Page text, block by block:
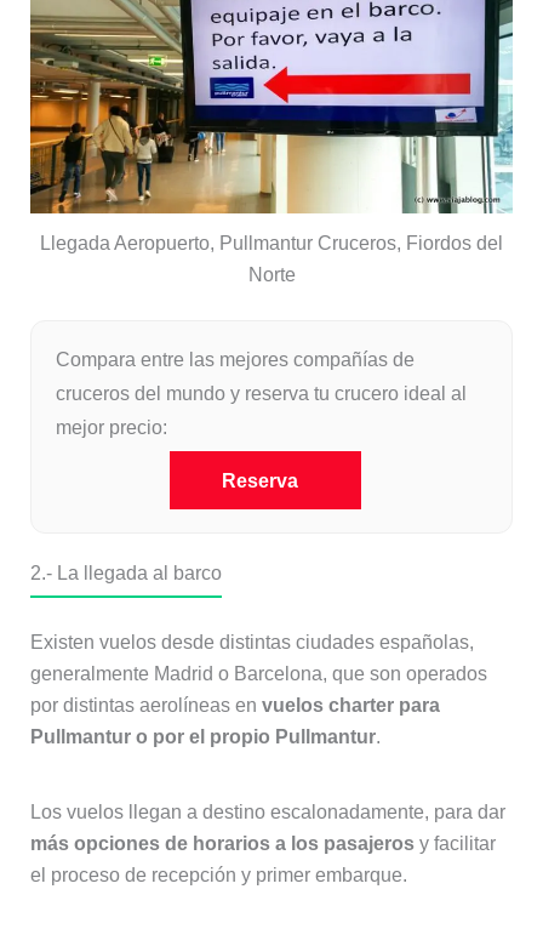
Llegada Aeropuerto, Pullmantur Cruceros, Fiordos del
Norte
Compara entre las mejores compañías de
cruceros del mundo y reserva tu crucero ideal al
mejor precio:
Reserva
2.- La llegada al barco
Existen vuelos desde distintas ciudades españolas,
generalmente Madrid o Barcelona, que son operados
por distintas aerolíneas en vuelos charter para
Pullmantur o por el propio Pullmantur.
Los vuelos llegan a destino escalonadamente, para dar
más opciones de horarios a los pasajerosy facilitar
el proceso de recepción y primer embarque.